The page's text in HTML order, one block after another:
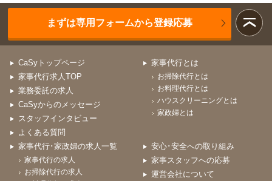
まずは専用フォームから登録応募
CaSyトップページ
家事代行求人TOP
業務委託の求人
CaSyからのメッセージ
スタッフインタビュー
よくある質問
家事代行とは
お掃除代行とは
お料理代行とは
ハウスクリーニングとは
家政婦とは
家事代行･家政婦の求人一覧
家事代行の求人
お掃除代行の求人
安心･安全への取り組み
家事スタッフへの応募
運営会社について